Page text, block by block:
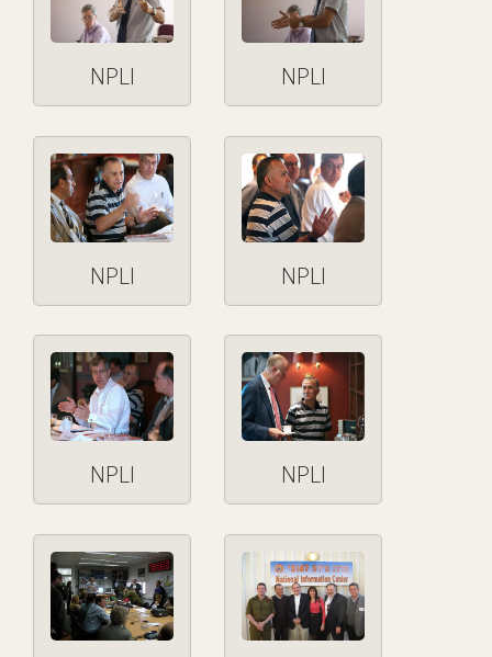
NPLI NPLI
NPLI NPLI
NPLI NPLI